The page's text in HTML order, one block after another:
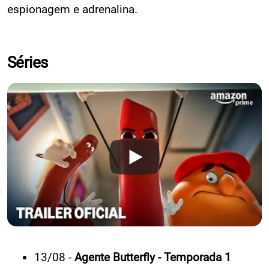
espionagem e adrenalina.
Séries
13/08 - Agente Butterfly - Temporada 1